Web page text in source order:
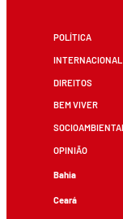
POLÍTICA
INTERNACIONAL
DIREITOS
BEM VIVER
OPINIÃO
Bahia
Ceará